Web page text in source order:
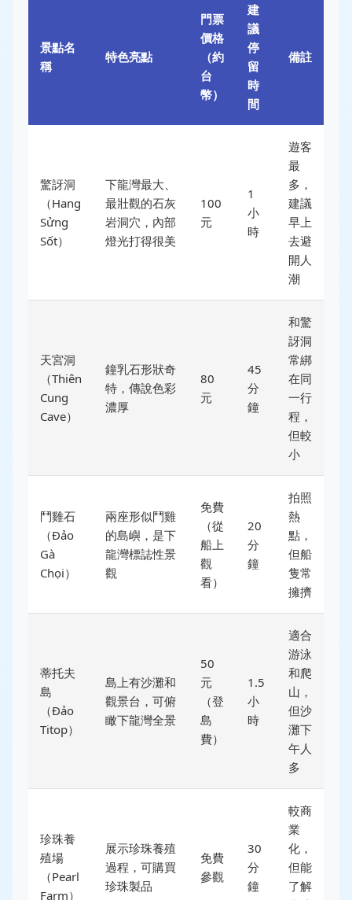
景點名
稱
特色亮點
門票
價格
（約
台
幣）
建
議
停
留
時
間
備註
驚訝洞
（Hang
Sửng
Sốt）
下龍灣最大、
最壯觀的石灰
岩洞穴，內部
燈光打得很美
100
元
1
小
時
遊客
最
多，
建議
早上
去避
開人
潮
天宮洞
（Thiên
Cung
Cave）
鐘乳石形狀奇
特，傳說色彩
濃厚
80
元
45
分
鐘
和驚
訝洞
常綁
在同
一行
程，
但較
小
鬥雞石
（Đảo
Gà
Chọi）
兩座形似鬥雞
的島嶼，是下
龍灣標誌性景
觀
免費
（從
船上
觀
看）
20
分
鐘
拍照
熱
點，
但船
隻常
擁擠
蒂托夫
島
（Đảo
Titop）
島上有沙灘和
觀景台，可俯
瞰下龍灣全景
50
元
（登
島
費）
1.5
小
時
適合
游泳
和爬
山，
但沙
灘下
午人
多
珍珠養
殖場
（Pearl
Farm）
展示珍珠養殖
過程，可購買
珍珠製品
免費
參觀
30
分
鐘
較商
業
化，
但能
了解